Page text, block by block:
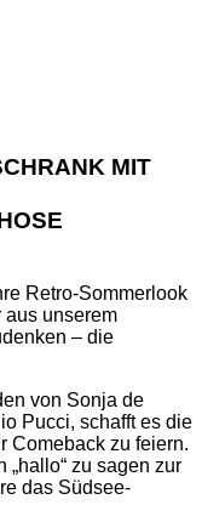
MIT
Retro-Sommerlook
aus unserem
– die
von Sonja de
Pucci, schafft es die
Comeback zu feiern.
zu sagen zur
das Südsee-